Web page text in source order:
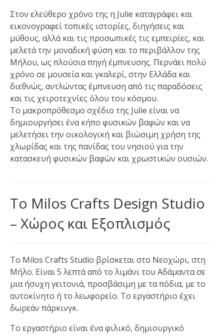
Στον ελεύθερο χρόνο της η Julie καταγράφει και
εικονογραφεί τοπικές ιστορίες, διηγήσεις και
μύθους, αλλά και τις προσωπικές τις εμπειρίες, και
μελετά την μοναδική φύση και το περιβάλλον της
Μήλου, ως πλούσια πηγή έμπνευσης. Περνάει πολύ
χρόνο σε μουσεία και γκαλερί, στην Ελλάδα και
διεθνώς, αντλώντας έμπνευση από τις παραδόσεις
και τις χειροτεχνίες όλου του κόσμου.
Το μακροπρόθεσμο σχέδιο της Julie είναι να
δημιουργήσει ένα κήπο φυσικών βαφών και να
μελετήσει την οικολογική και βιώσιμη χρήση της
χλωρίδας και της πανίδας του νησιού για την
κατασκευή φυσικών βαφών και χρωστικών ουσιών.
Το Milos Crafts Design Studio
– Χώρος και Εξοπλισμός
Το Milos Crafts Studio βρίσκεται στο Νεοχώρι, στη
Μήλο. Είναι 5 λεπτά από το λιμάνι του Αδάμαντα σε
μια ήσυχη γειτονιά, προσβάσιμη με τα πόδια, με το
αυτοκίνητο ή το λεωφορείο. Το εργαστήριο έχει
δωρεάν πάρκινγκ.
Το εργαστήριο είναι ένα φιλικό, δημιουργικό